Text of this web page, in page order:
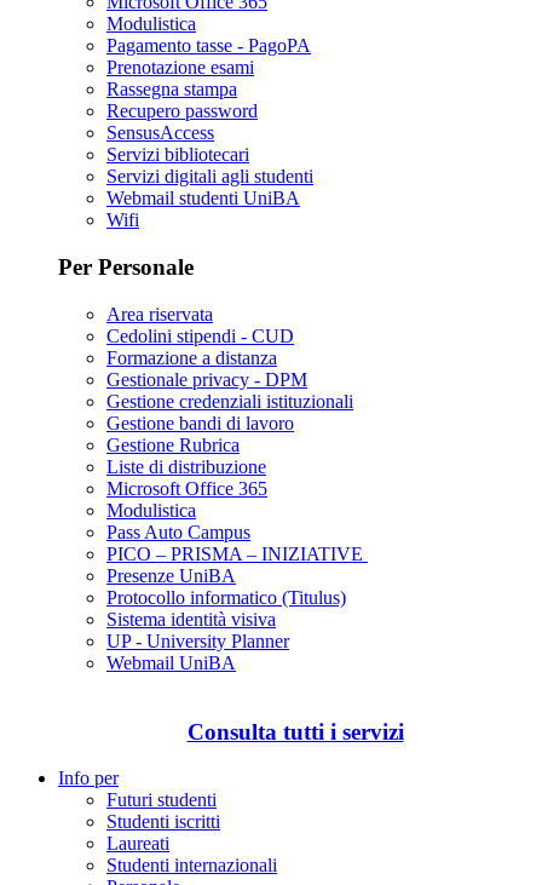
Modulistica
Pagamento tasse - PagoPA
Prenotazione esami
Rassegna stampa
Recupero password
SensusAccess
Servizi bibliotecari
Servizi digitali agli studenti
Webmail studenti UniBA
Wifi
Per Personale
Area riservata
Cedolini stipendi - CUD
Formazione a distanza
Gestionale privacy - DPM
Gestione credenziali istituzionali
Gestione bandi di lavoro
Gestione Rubrica
Liste di distribuzione
Microsoft Office 365
Modulistica
Pass Auto Campus
PICO – PRISMA – INIZIATIVE
Presenze UniBA
Protocollo informatico (Titulus)
Sistema identità visiva
UP - University Planner
Webmail UniBA
Consulta tutti i servizi
Info per
Futuri studenti
Studenti iscritti
Laureati
Studenti internazionali